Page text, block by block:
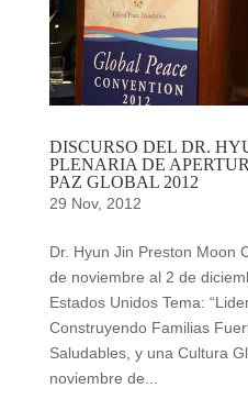
DISCURSO DEL DR.
PLENARIA DE
PAZ GLOBAL 2012
29 Nov, 2012
Dr. Hyun Jin Preston Moon
de noviembre al 2 de
Estados Unidos Tema:
Construyendo Familias
Saludables, y una Cultura
noviembre de...